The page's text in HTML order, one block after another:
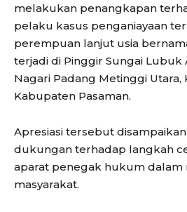
melakukan penangkapan
pelaku kasus penganiayaan
perempuan lanjut usia
terjadi di Pinggir Sungai Lubuk
Nagari Padang Metinggi Utara,
Kabupaten Pasaman.
Apresiasi tersebut
dukungan terhadap langkah
aparat penegak hukum dalam
masyarakat.